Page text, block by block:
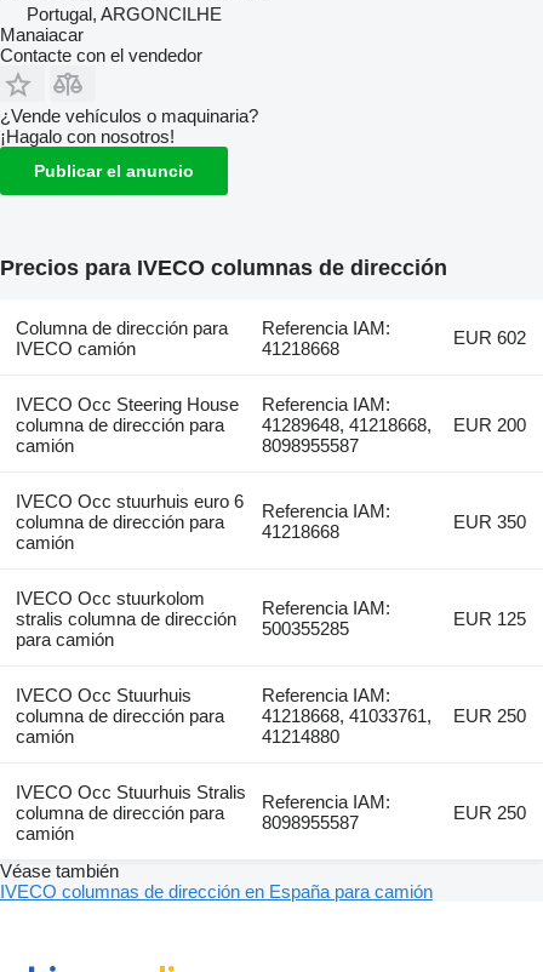
Portugal, ARGONCILHE
Manaiacar
Contacte con el vendedor
¿Vende vehículos o maquinaria?
¡Hagalo con nosotros!
Publicar el anuncio
Precios para IVECO columnas de dirección
Columna de dirección para
IVECO camión
Referencia IAM:
41218668
EUR 602
IVECO Occ Steering House
columna de dirección para
camión
Referencia IAM:
41289648, 41218668,
8098955587
EUR 200
IVECO Occ stuurhuis euro 6
columna de dirección para
camión
Referencia IAM:
41218668
EUR 350
IVECO Occ stuurkolom
stralis columna de dirección
para camión
Referencia IAM:
500355285
EUR 125
IVECO Occ Stuurhuis
columna de dirección para
camión
Referencia IAM:
41218668, 41033761,
41214880
EUR 250
IVECO Occ Stuurhuis Stralis
columna de dirección para
camión
Referencia IAM:
8098955587
EUR 250
Véase también
IVECO columnas de dirección en España para camión